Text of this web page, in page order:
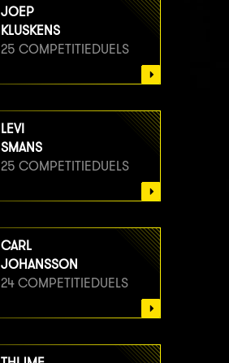
JOEP
KLUSKENS
25 COMPETITIEDUELS
LEVI
SMANS
25 COMPETITIEDUELS
CARL
JOHANSSON
24 COMPETITIEDUELS